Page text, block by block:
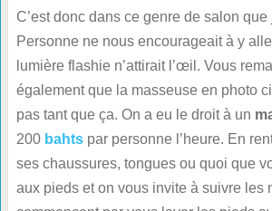
C’est donc dans ce genre de salon
Personne ne nous encourageait à y
lumière flashie n’attirait l’œil. Vous
également que la masseuse en photo
pas tant que ça. On a eu le droit à un
200 bahtspar personne l’heure. En
ses chaussures, tongues ou quoi que
aux pieds et on vous invite à suivre les